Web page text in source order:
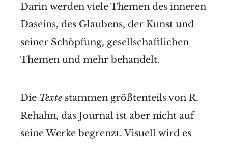
Darin werden viele Themen des inneren
Daseins, des Glaubens, der Kunst und
seiner Schöpfung, gesellschaftlichen
Themen und mehr behandelt.
Die Texte stammen größtenteils von R.
Rehahn, das Journal ist aber nicht auf
seine Werke begrenzt. Visuell wird es